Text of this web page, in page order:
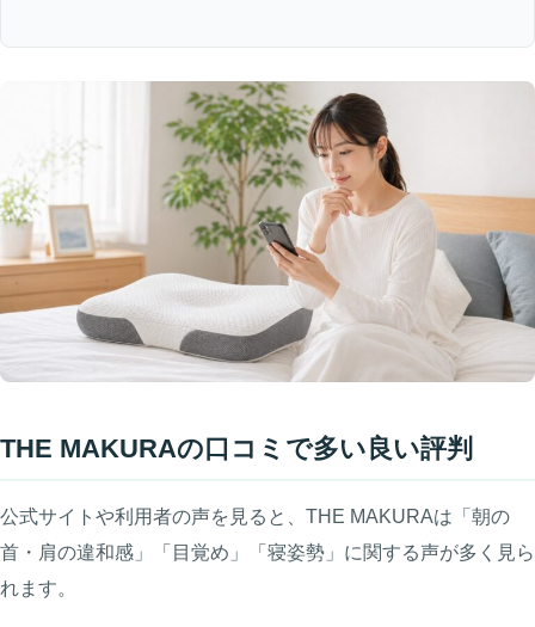
THE MAKURAの口コミで多い良い評判
公式サイトや利用者の声を見ると、THE MAKURAは「朝の
首・肩の違和感」「目覚め」「寝姿勢」に関する声が多く見ら
れます。